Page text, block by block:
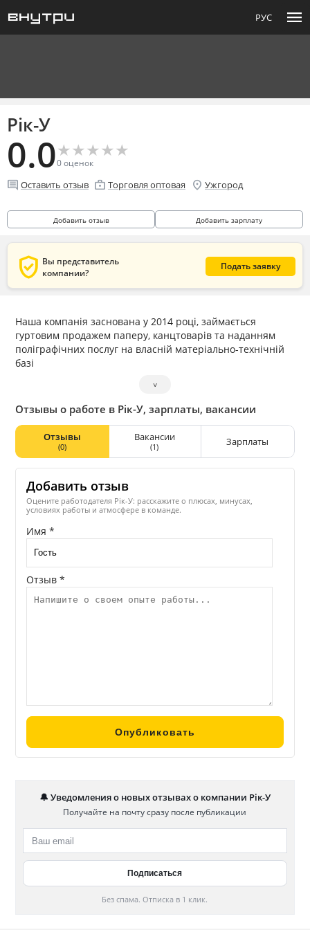
РУС menu
Рік-У
0.0★
★★
★★
★★
★★
★
0оценок
comment Оставить отзыв enterprise Торговля оптовая location_on Ужгород
Добавить отзыв Добавить зарплату
verified_user Вы представитель
компании?
Подать заявку
Наша компанія заснована у 2014 році, займається
гуртовим продажем паперу, канцтоварів та наданням
поліграфічних послуг на власній матеріально-технічній
базі
˅
Отзывы о работе в Рік-У, зарплаты, вакансии
Отзывы
(0)
Вакансии
(1) Зарплаты
Добавить отзыв
Оцените работодателя Рік-У: расскажите о плюсах, минусах,
условиях работы и атмосфере в команде.
Имя *
Отзыв *
🔔 Уведомления о новых отзывах о компании Рік-У
Получайте на почту сразу после публикации
Без спама. Отписка в 1 клик.